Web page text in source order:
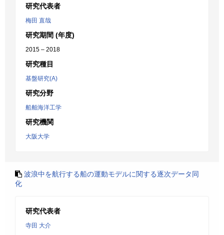
研究代表者
梅田 直哉
研究期間 (年度)
2015 – 2018
研究種目
基盤研究(A)
研究分野
船舶海洋工学
研究機関
大阪大学
波浪中を航行する船の運動モデルに関する逐次データ同
化
研究代表者
寺田 大介